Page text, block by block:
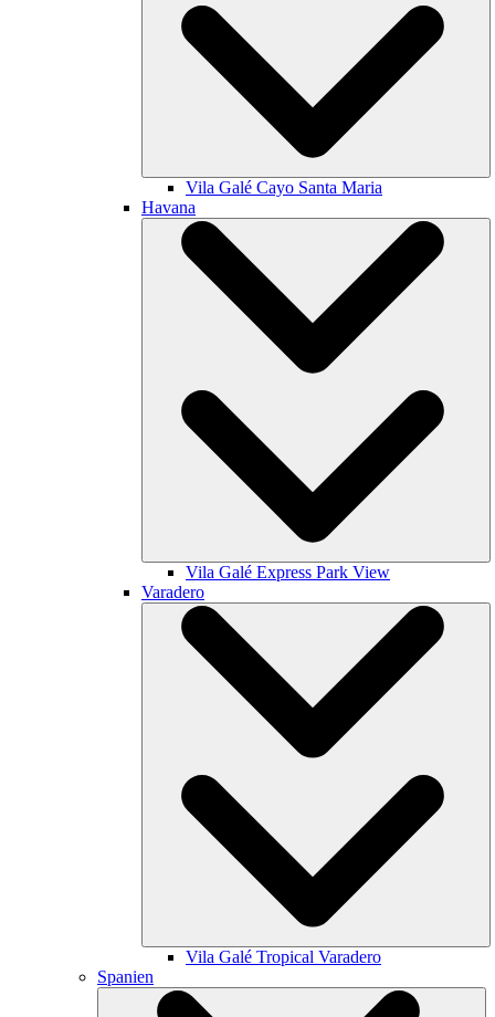
Vila Galé Cayo Santa Maria
Havana
Vila Galé Express Park View
Varadero
Vila Galé Tropical Varadero
Spanien